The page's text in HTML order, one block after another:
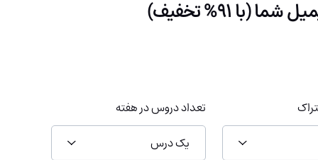
تعداد دروس در هفته
یک درس